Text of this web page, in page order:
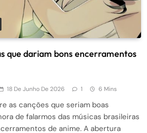
que dariam bons encerramentos
18 De Junho De 2026 1 6 Mins
as canções que seriam boas
de falarmos das músicas brasileiras
de anime. A abertura